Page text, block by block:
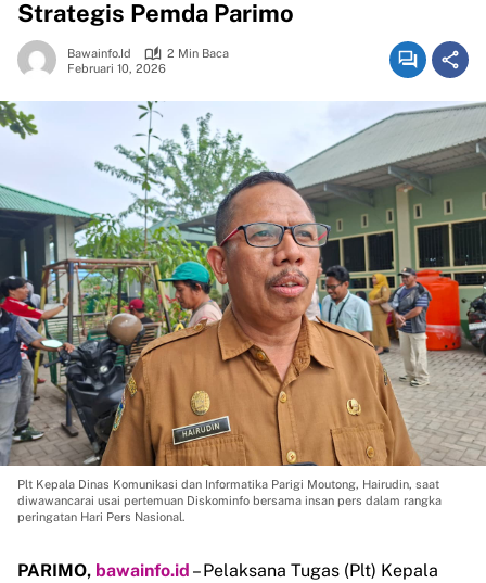
Strategis Pemda Parimo
Bawainfo.id
2 Min Baca
Februari 10, 2026
Plt Kepala Dinas Komunikasi dan Informatika Parigi Moutong, Hairudin, saat
diwawancarai usai pertemuan Diskominfo bersama insan pers dalam rangka
peringatan Hari Pers Nasional.
PARIMO, bawainfo.id – Pelaksana Tugas (Plt) Kepala